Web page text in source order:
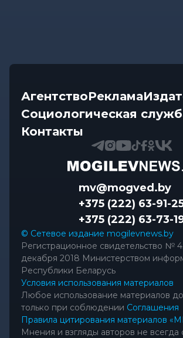
АгентствоРеклама
Социологическая
Контакты
mv@mogved.by
+375 (222) 63-91-
+375 (222) 63-73-
© Сетевое издание mogilevnews.by
Регистрационное свидетельство №
декабря 2018 Министерством
Республики Беларусь
Условия использования материалов
Любое использование материалов
только при соблюдении Соглашения
Правила цитирования материалов
Мнения и взгляды авторов не всегда